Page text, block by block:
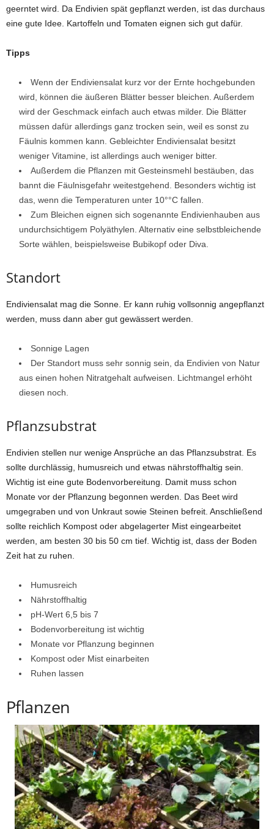
geerntet wird. Da Endivien spät gepflanzt werden, ist das durchaus
eine gute Idee. Kartoffeln und Tomaten eignen sich gut dafür.
Tipps
Wenn der Endiviensalat kurz vor der Ernte hochgebunden
wird, können die äußeren Blätter besser bleichen. Außerdem
wird der Geschmack einfach auch etwas milder. Die Blätter
müssen dafür allerdings ganz trocken sein, weil es sonst zu
Fäulnis kommen kann. Gebleichter Endiviensalat besitzt
weniger Vitamine, ist allerdings auch weniger bitter.
Außerdem die Pflanzen mit Gesteinsmehl bestäuben, das
bannt die Fäulnisgefahr weitestgehend. Besonders wichtig ist
das, wenn die Temperaturen unter 10°°C fallen.
Zum Bleichen eignen sich sogenannte Endivienhauben aus
undurchsichtigem Polyäthylen. Alternativ eine selbstbleichende
Sorte wählen, beispielsweise Bubikopf oder Diva.
Standort
Endiviensalat mag die Sonne. Er kann ruhig vollsonnig angepflanzt
werden, muss dann aber gut gewässert werden.
Sonnige Lagen
Der Standort muss sehr sonnig sein, da Endivien von Natur
aus einen hohen Nitratgehalt aufweisen. Lichtmangel erhöht
diesen noch.
Pflanzsubstrat
Endivien stellen nur wenige Ansprüche an das Pflanzsubstrat. Es
sollte durchlässig, humusreich und etwas nährstoffhaltig sein.
Wichtig ist eine gute Bodenvorbereitung. Damit muss schon
Monate vor der Pflanzung begonnen werden. Das Beet wird
umgegraben und von Unkraut sowie Steinen befreit. Anschließend
sollte reichlich Kompost oder abgelagerter Mist eingearbeitet
werden, am besten 30 bis 50 cm tief. Wichtig ist, dass der Boden
Zeit hat zu ruhen.
Humusreich
Nährstoffhaltig
pH-Wert 6,5 bis 7
Bodenvorbereitung ist wichtig
Monate vor Pflanzung beginnen
Kompost oder Mist einarbeiten
Ruhen lassen
Pflanzen